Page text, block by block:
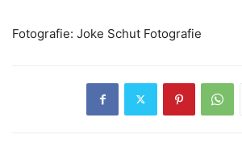
Fotografie: Joke Schut Fotografie